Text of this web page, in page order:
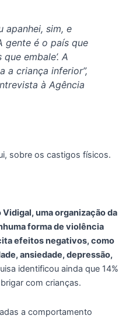
apanhei, sim, e
gente é o país que
embale’. A
a criança inferior”,
à Agência
sobre os castigos físicos.
uma organização da
forma de violência
efeitos negativos, como
ansiedade, depressão,
identificou ainda que 14%
com crianças.
a comportamento